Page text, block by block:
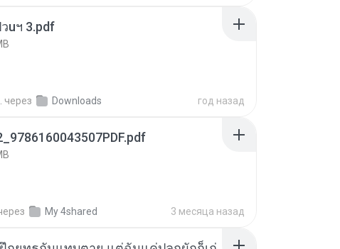
uฯ 3.pdf
через Downloads год назад
My 4shared 3 месяца назад